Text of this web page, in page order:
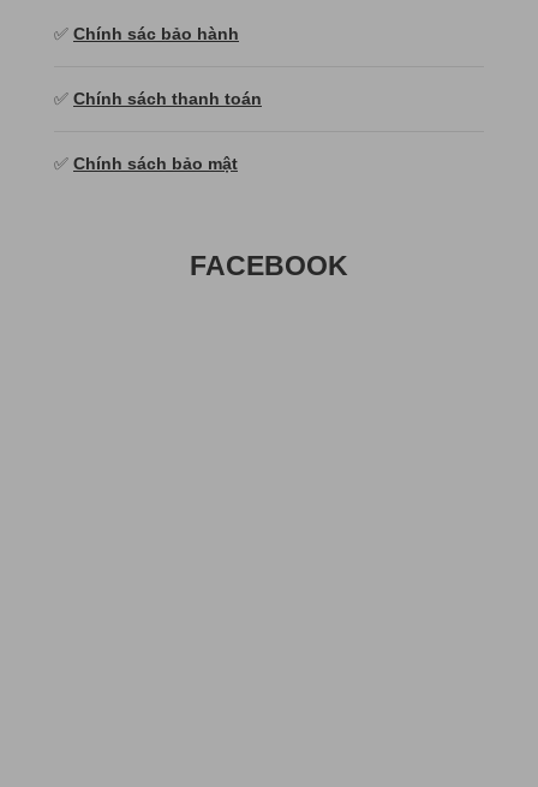
✅ Chính sác bảo hành
✅ Chính sách thanh toán
✅ Chính sách bảo mật
FACEBOOK